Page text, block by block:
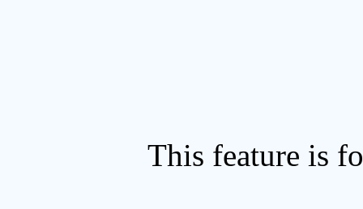
This feature is